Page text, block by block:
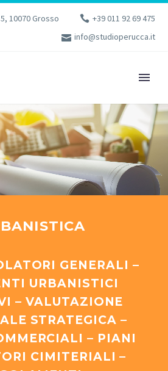
10070 Grosso
+39 011 92 69 475
info@studioperucca.it
GENERALI –
URBANISTICI
– VALUTAZIONE
STRATEGICA –
– PIANI
CIMITERIALI –